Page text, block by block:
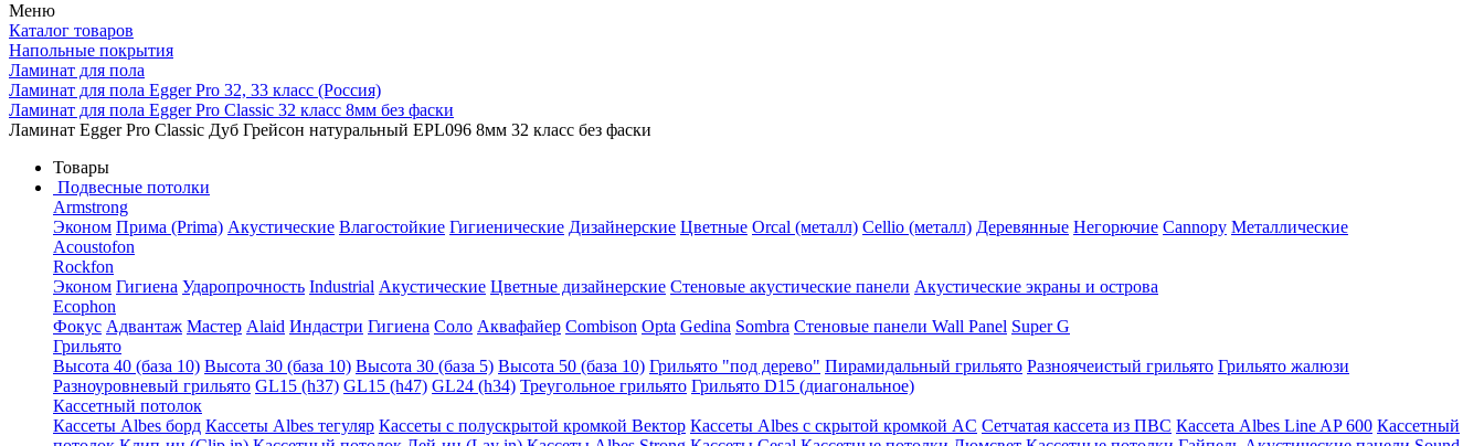
Меню
Каталог товаров
Напольные покрытия
Ламинат для пола
Ламинат для пола Egger Pro 32, 33 класс (Россия)
Ламинат для пола Egger Pro Classic 32 класс 8мм без фаски
Ламинат Egger Pro Classic Дуб Грейсон натуральный EPL096 8мм 32 класс без фаски
Товары
Подвесные потолки
Armstrong
Эконом Прима (Prima) Акустические Влагостойкие Гигиенические Дизайнерские Цветные Orcal (металл) Cellio (металл) Деревянные Негорючие Cannopy Металлические
Acoustofon
Rockfon
Эконом Гигиена Ударопрочность Industrial Акустические Цветные дизайнерские Стеновые акустические панели Акустические экраны и острова
Ecophon
Фокус Адвантаж Мастер Alaid Индастри Гигиена Соло Аквафайер Combison Opta Gedina Sombra Стеновые панели Wall Panel Super G
Грильято
Высота 40 (база 10) Высота 30 (база 10) Высота 30 (база 5) Высота 50 (база 10) Грильято "под дерево" Пирамидальный грильято Разноячеистый грильято Грильято жалюзи
Разноуровневый грильято GL15 (h37) GL15 (h47) GL24 (h34) Треугольное грильято Грильято D15 (диагональное)
Кассетный потолок
Кассеты Albes борд Кассеты Albes тегуляр Кассеты с полускрытой кромкой Вектор Кассеты Albes с скрытой кромкой AC Сетчатая кассета из ПВС Кассета Albes Line AP 600 Кассетный